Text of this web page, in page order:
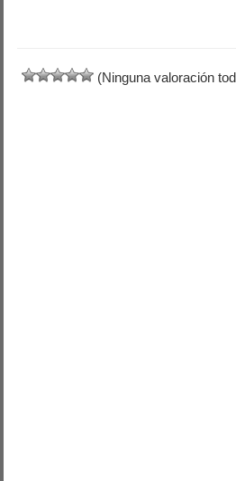
(Ninguna valoración